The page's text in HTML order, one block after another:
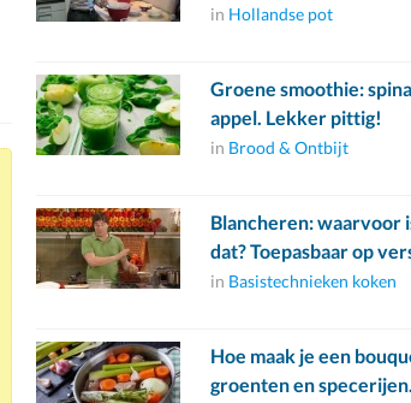
in Hollandse pot
Groene smoothie:
appel. Lekker pittig!
in Brood & Ontbijt
Blancheren: waarvoor
dat? Toepasbaar op
in Basistechnieken koken
Hoe maak je een
groenten en specerijen.